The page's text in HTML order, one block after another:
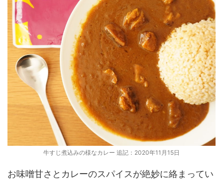
牛すじ煮込みの様なカレー 追記：2020年11月15日
お味噌甘さとカレーのスパイスが絶妙に絡まってい